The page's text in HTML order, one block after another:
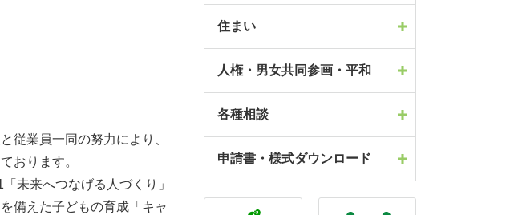
従業員一同の努力により、
おります。
未来へつなげる人づくり」
備えた子どもの育成「キャ
住まい
人権・男女共同参画・平和
各種相談
申請書・様式ダウンロード